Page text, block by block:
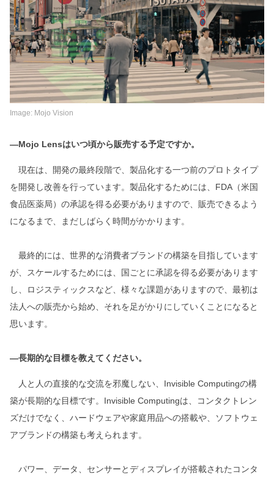
Image: Mojo Vision
―Mojo Lensはいつ頃から販売する予定ですか。
現在は、開発の最終段階で、製品化する一つ前のプロトタイプ
を開発し改善を行っています。製品化するためには、FDA（米国
食品医薬局）の承認を得る必要がありますので、販売できるよう
になるまで、まだしばらく時間がかかります。
最終的には、世界的な消費者ブランドの構築を目指しています
が、スケールするためには、国ごとに承認を得る必要があります
し、ロジスティックスなど、様々な課題がありますので、最初は
法人への販売から始め、それを足がかりにしていくことになると
思います。
―長期的な目標を教えてください。
人と人の直接的な交流を邪魔しない、Invisible Computingの構
築が長期的な目標です。Invisible Computingは、コンタクトレン
ズだけでなく、ハードウェアや家庭用品への搭載や、ソフトウェ
アブランドの構築も考えられます。
パワー、データ、センサーとディスプレイが搭載されたコンタ